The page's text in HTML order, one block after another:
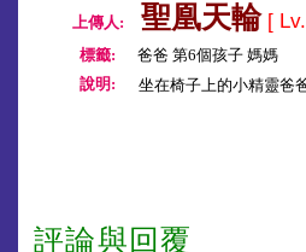
上傳人: 聖凰天輪[
標籤:
爸爸 第6個孩子 媽媽
說明:
坐在椅子上的小精靈爸
評論與回覆